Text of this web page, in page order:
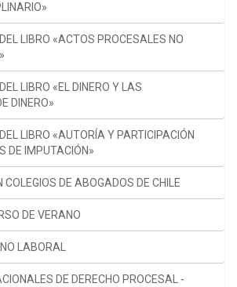
LIBRO «ACTOS PROCESALES NO
LIBRO «EL DINERO Y LAS
DINERO»
LIBRO «AUTORÍA Y PARTICIPACIÓN
DE IMPUTACIÓN»
COLEGIOS DE ABOGADOS DE CHILE
DE VERANO
LABORAL
DE DERECHO PROCESAL -